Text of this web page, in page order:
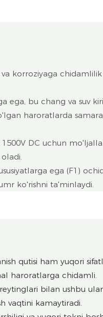
korroziyaga
ega, bu chang va suv
haroratlarda
DC uchun
ega (F1)
ko'rishni ta'minlaydi.
qutisi ham yuqori
haroratlarga chidamli.
bilan ushbu
vaqtini kamaytiradi.